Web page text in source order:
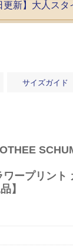
更新】大人スタ
サイズガイド
ープリント
】